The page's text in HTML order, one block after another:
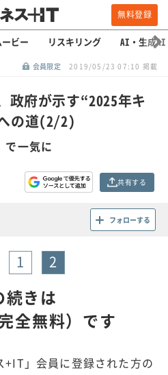
無料登録
ービー リスキリング AI・生成AI
会員限定 2019/05/23 07:10 掲載
政府が示す“2025年キ
の道(2/2)
で一気に
共有する
フォローする
1 2
続きは
全無料）です
+IT」会員に登録された方の